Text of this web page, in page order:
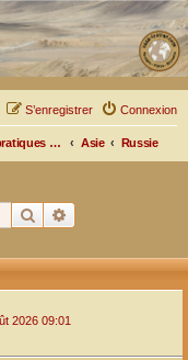
Connexion
S’enregistrer
Fiches pratiques par pays, pistes et bivouacs Asie Russie
Rechercher
2026 09:01